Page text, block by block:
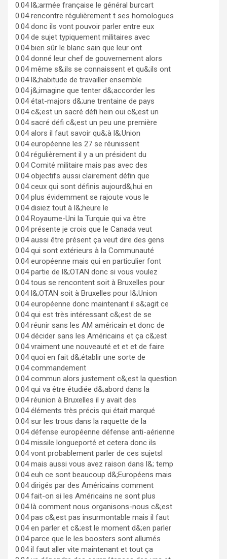
0.04 l&;armée française le général burcart
0.04 rencontre régulièrement t ses homologues
0.04 donc ils vont pouvoir parler entre eux
0.04 de sujet typiquement militaires avec
0.04 bien sûr le blanc sain que leur ont
0.04 donné leur chef de gouvernement alors
0.04 même s&;ils se connaissent et qu&;ils ont
0.04 l&;habitude de travailler ensemble
0.04 j&;imagine que tenter d&;accorder les
0.04 état-majors d&;une trentaine de pays
0.04 c&;est un sacré défi hein oui c&;est un
0.04 sacré défi c&;est un peu une première
0.04 alors il faut savoir qu&;à l&;Union
0.04 européenne les 27 se réunissent
0.04 régulièrement il y a un président du
0.04 Comité militaire mais pas avec des
0.04 objectifs aussi clairement défin que
0.04 ceux qui sont définis aujourd&;hui en
0.04 plus évidemment se rajoute vous le
0.04 disiez tout à l&;heure le
0.04 Royaume-Uni la Turquie qui va être
0.04 présente je crois que le Canada veut
0.04 aussi être présent ça veut dire des gens
0.04 qui sont extérieurs à la Communauté
0.04 européenne mais qui en particulier font
0.04 partie de l&;OTAN donc si vous voulez
0.04 tous se rencontent soit à Bruxelles pour
0.04 l&;OTAN soit à Bruxelles pour l&;Union
0.04 européenne donc maintenant il s&;agit ce
0.04 qui est très intéressant c&;est de se
0.04 réunir sans les AM américain et donc de
0.04 décider sans les Américains et ça c&;est
0.04 vraiment une nouveauté et et et de faire
0.04 quoi en fait d&;établir une sorte de
0.04 commandement
0.04 commun alors justement c&;est la question
0.04 qui va être étudiée d&;abord dans la
0.04 réunion à Bruxelles il y avait des
0.04 éléments très précis qui était marqué
0.04 sur les trous dans la raquette de la
0.04 défense européenne défense anti-aérienne
0.04 missile longueporté et cetera donc ils
0.04 vont probablement parler de ces sujetsl
0.04 mais aussi vous avez raison dans l&; temp
0.04 euh ce sont beaucoup d&;Européens mais
0.04 dirigés par des Américains comment
0.04 fait-on si les Américains ne sont plus
0.04 là comment nous organisons-nous c&;est
0.04 pas c&;est pas insurmontable mais il faut
0.04 en parler et c&;est le moment d&;en parler
0.04 parce que le les boosters sont allumés
0.04 il faut aller vite maintenant et tout ça